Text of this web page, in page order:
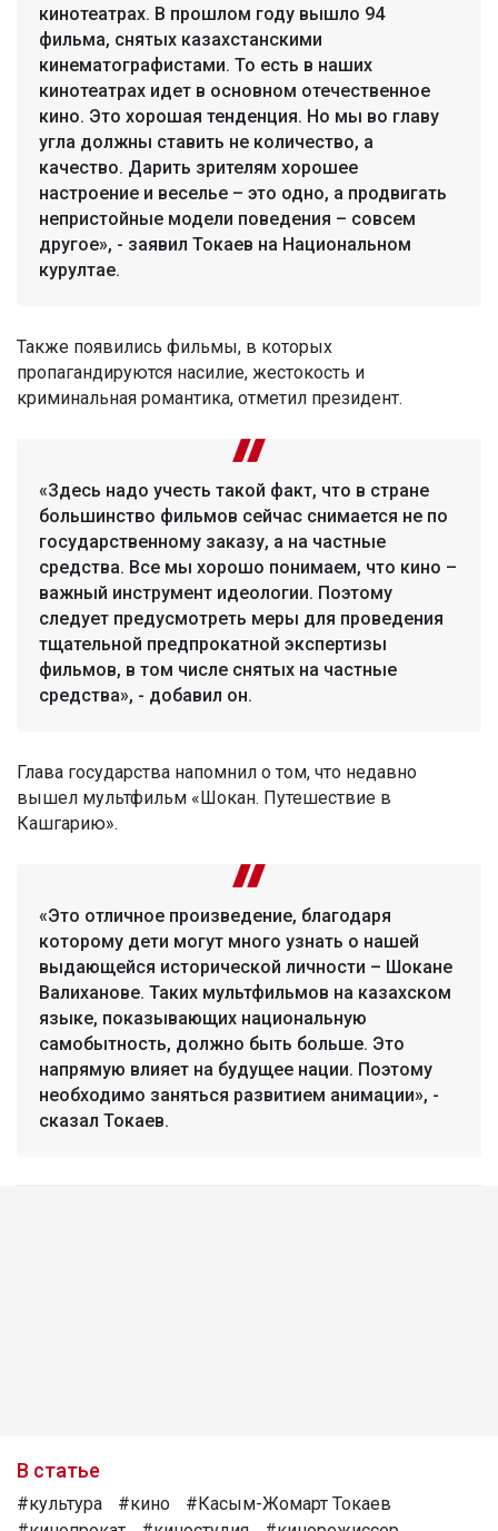
кинотеатрах. В прошлом году вышло 94
фильма, снятых казахстанскими
кинематографистами. То есть в наших
кинотеатрах идет в основном отечественное
кино. Это хорошая тенденция. Но мы во главу
угла должны ставить не количество, а
качество. Дарить зрителям хорошее
настроение и веселье – это одно, а продвигать
непристойные модели поведения – совсем
другое», - заявил Токаев на Национальном
курултае.
Также появились фильмы, в которых
пропагандируются насилие, жестокость и
криминальная романтика, отметил президент.
«Здесь надо учесть такой факт, что в стране
большинство фильмов сейчас снимается не по
государственному заказу, а на частные
средства. Все мы хорошо понимаем, что кино –
важный инструмент идеологии. Поэтому
следует предусмотреть меры для проведения
тщательной предпрокатной экспертизы
фильмов, в том числе снятых на частные
средства», - добавил он.
Глава государства напомнил о том, что недавно
вышел мультфильм «Шокан. Путешествие в
Кашгарию».
«Это отличное произведение, благодаря
которому дети могут много узнать о нашей
выдающейся исторической личности – Шокане
Валиханове. Таких мультфильмов на казахском
языке, показывающих национальную
самобытность, должно быть больше. Это
напрямую влияет на будущее нации. Поэтому
необходимо заняться развитием анимации», -
сказал Токаев.
В статье
#культура #кино
#Касым-Жомарт Токаев